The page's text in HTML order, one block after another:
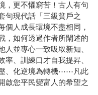
，更不懼窮苦！古人有句
句現代話「三級貧戶之
個人成長環境不盡相同，
，如何透過作者所闡述的
並專心一致吸取新知、
、訓練口才自我提昇、
、化逆境為轉機⋯⋯凡此
啟您平民變富人的希望之